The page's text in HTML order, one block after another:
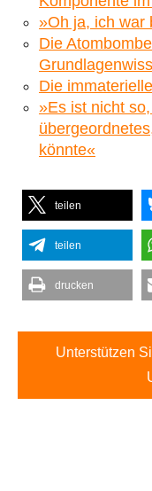
»Oh ja, ich war
Die
Die
»Es ist nicht
könnte«
teilen
teilen
drucken
Unterstützen